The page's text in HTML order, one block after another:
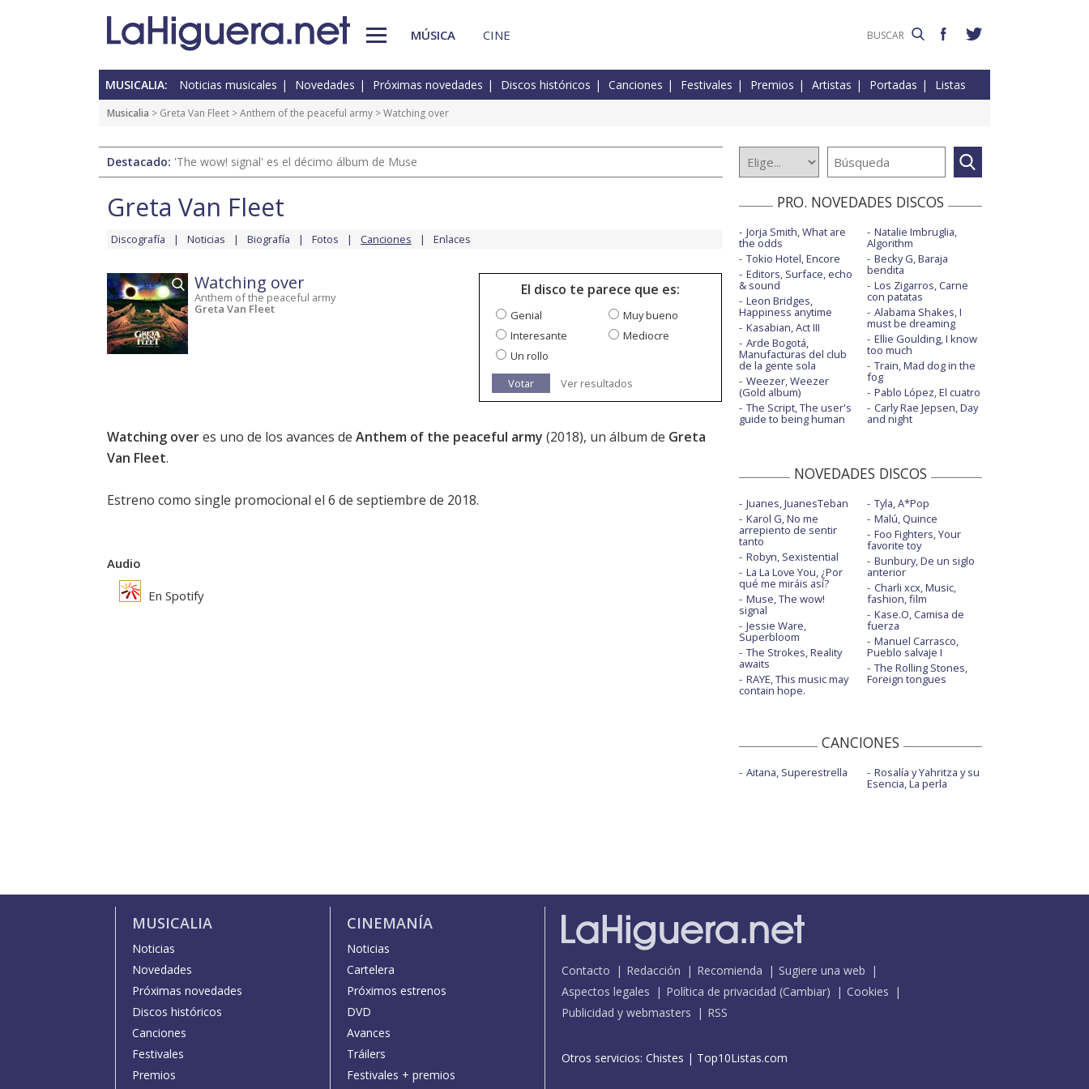
MÚSICA CINE
MUSICALIA: Noticias musicales Novedades Próximas novedades Discos históricos Canciones Festivales Premios Artistas Portadas Listas
Musicalia > Greta Van Fleet >Anthem of the peaceful army > Watching over
Destacado: 'The wow! signal' es el décimo álbum de Muse
Greta Van Fleet
Discografía Noticias Biografía Fotos Canciones Enlaces
Watching over
Anthem of the peaceful army
Greta Van Fleet
El disco te parece que es:
Genial
Muy bueno
Interesante
Mediocre
Un rollo
Votar
Ver resultados
Watching overes uno de los avances de Anthem of the peaceful army (2018), un álbum de Greta
Van Fleet.
Estreno como single promocional el 6 de septiembre de 2018.
Audio
En Spotify
PRO. NOVEDADES DISCOS
Jorja Smith, What are
the odds
Tokio Hotel, Encore
Editors, Surface, echo
& sound
Leon Bridges,
Happiness anytime
Kasabian, Act III
Arde Bogotá,
Manufacturas del club
de la gente sola
Weezer, Weezer
(Gold album)
The Script, The user's
guide to being human
Natalie Imbruglia,
Algorithm
Becky G, Baraja
bendita
Los Zigarros, Carne
con patatas
Alabama Shakes, I
must be dreaming
Ellie Goulding, I know
too much
Train, Mad dog in the
fog
Pablo López, El cuatro
Carly Rae Jepsen, Day
and night
NOVEDADES DISCOS
Juanes, JuanesTeban
Karol G, No me
arrepiento de sentir
tanto
Robyn, Sexistential
La La Love You, ¿Por
qué me miráis así?
Muse, The wow!
signal
Jessie Ware,
Superbloom
The Strokes, Reality
awaits
RAYE, This music may
contain hope.
Tyla, A*Pop
Malú, Quince
Foo Fighters, Your
favorite toy
Bunbury, De un siglo
anterior
Charli xcx, Music,
fashion, film
Kase.O, Camisa de
fuerza
Manuel Carrasco,
Pueblo salvaje I
The Rolling Stones,
Foreign tongues
CANCIONES
Aitana, Superestrella Rosalía y Yahritza y su
Esencia, La perla
MUSICALIA
Noticias
Novedades
Próximas novedades
Discos históricos
Canciones
Festivales
Premios
CINEMANÍA
Noticias
Cartelera
Próximos estrenos
DVD
Avances
Tráilers
Festivales + premios
Contacto Redacción Recomienda
Sugiere una web
Aspectos legales
Política de privacidad (Cambiar)
Cookies
Publicidad y webmasters
RSS
Otros servicios: Chistes | Top10Listas.com